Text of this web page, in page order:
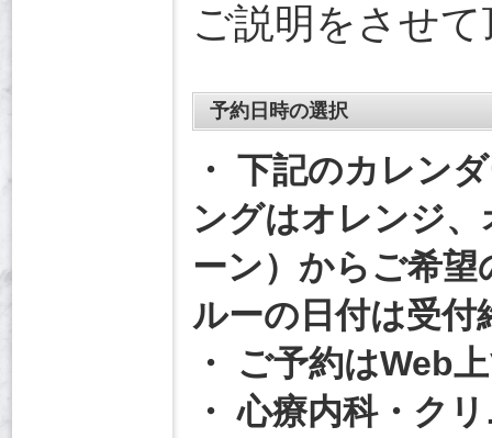
ご説明をさせ
予約日時の選択
・ 下記のカレン
ングはオレンジ
ーン）からご希
ルーの日付は受付
・ ご予約はWeb
・ 心療内科・ク